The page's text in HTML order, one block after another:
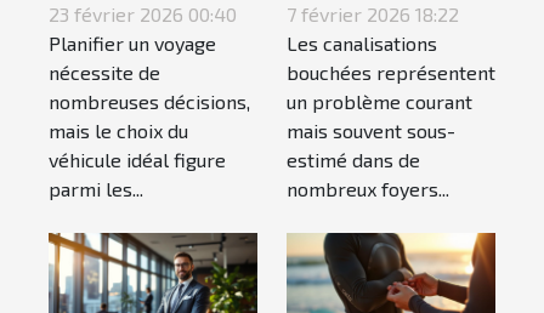
véhicule idéal
pour votre
prochain voyage
?
23 février 2026 00:40
Planifier un voyage
nécessite de
nombreuses décisions,
mais le choix du
véhicule idéal figure
parmi les...
canalisations
bouchées pour
votre maison ?
7 février 2026 18:22
Les canalisations
bouchées représentent
un problème courant
mais souvent sous-
estimé dans de
nombreux foyers...